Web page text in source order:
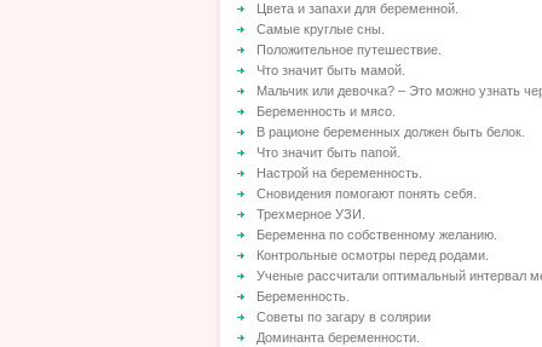
Цвета и запахи для беременной.
Самые круглые сны.
Положительное путешествие.
Что значит быть мамой.
Мальчик или девочка? – Это можно узнать
Беременность и мясо.
В рационе беременных должен быть белок.
Что значит быть папой.
Настрой на беременность.
Сновидения помогают понять себя.
Трехмерное УЗИ.
Беременна по собственному желанию.
Контрольные осмотры перед родами.
Ученые рассчитали оптимальный интервал
Беременность.
Советы по загару в солярии
Доминанта беременности.